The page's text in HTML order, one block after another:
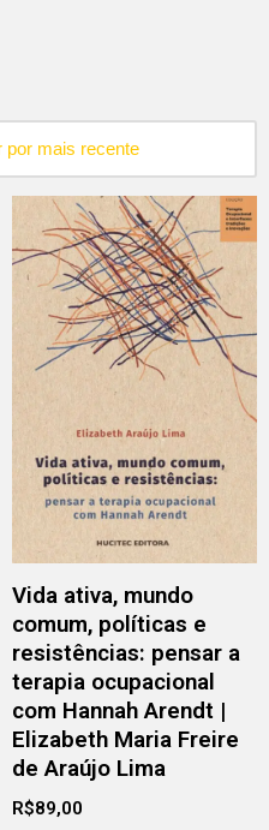
Vida ativa, mundo
comum, políticas e
resistências: pensar a
terapia ocupacional
com Hannah Arendt |
Elizabeth Maria Freire
de Araújo Lima
R$89,00